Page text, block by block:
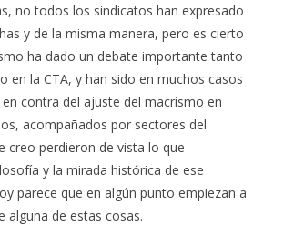
no todos los sindicatos han expresado
y de la misma manera, pero es cierto
ha dado un debate importante tanto
en la CTA, y han sido en muchos casos
contra del ajuste del macrismo en
acompañados por sectores del
creo perdieron de vista lo que
y la mirada histórica de ese
parece que en algún punto empiezan a
alguna de estas cosas.